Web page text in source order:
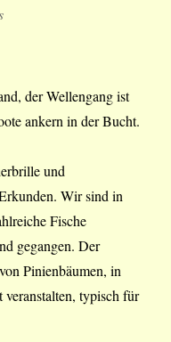
der Wellengang ist
ankern in der Bucht.
und
Wir sind in
Fische
gegangen. Der
Pinienbäumen, in
typisch für